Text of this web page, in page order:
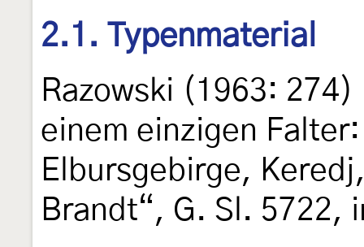
2.1. Typenmaterial
Razowski (1963:
einem einzigen
Elbursgebirge,
Brandt“, G. Sl. 5722,